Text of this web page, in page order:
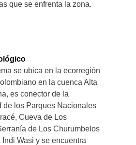
que se enfrenta la zona.
se ubica en la ecorregión
en la cuenca Alta
es conector de la
de los Parques Nacionales
Cueva de Los
de Los Churumbelos
Indi Wasi y se encuentra